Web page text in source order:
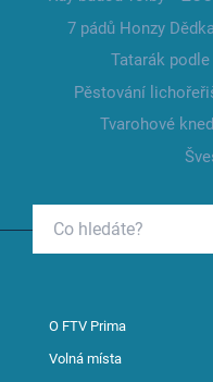
7 pádů Honzy
Tatarák
Pěstování
Tvarohové
O FTV Prima
Volná místa